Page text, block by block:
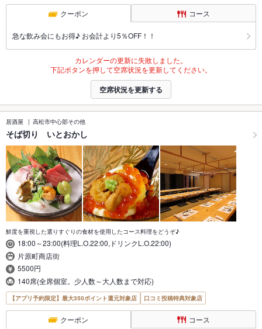
クーポン コース
急な飲み会にもお得♪ お会計より5％OFF！！
カレンダーの更新に失敗しました。
下記ボタンを押して空席状況を更新してください。
空席状況を更新する
居酒屋 高松市中心部その他
そば切り いとおかし
鮮度を重視した選りすぐりの食材を使用したコース料理をどうぞ♪
18:00～23:00(料理L.O.22:00,ドリンクL.O.22:00)
片原町商店街
5500円
140席(全席個室。少人数～大人数まで対応)
【アプリ予約限定】最大350ポイント還元対象店 口コミ投稿特典対象店
クーポン コース